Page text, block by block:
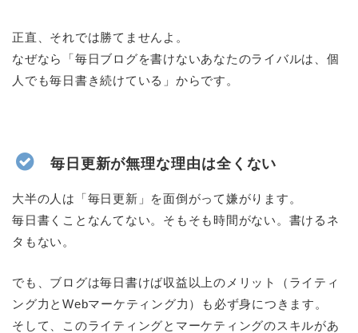
正直、それでは勝てませんよ。
なぜなら「毎日ブログを書けないあなたのライバルは、個
人でも毎日書き続けている」からです。
毎日更新が無理な理由は全くない
大半の人は「毎日更新」を面倒がって嫌がります。
毎日書くことなんてない。そもそも時間がない。書けるネ
タもない。
でも、ブログは毎日書けば収益以上のメリット（ライティ
ング力とWebマーケティング力）も必ず身につきます。
そして、このライティングとマーケティングのスキルがあ